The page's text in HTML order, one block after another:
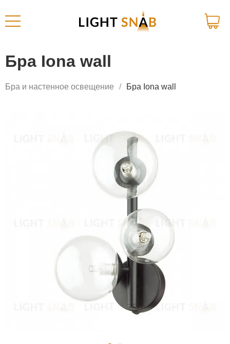
Бра Iona wall
Бра и настенное освещение Бра Iona wall